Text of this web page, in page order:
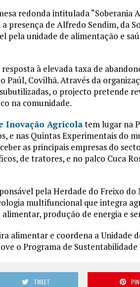
redonda intitulada “Soberania
presença de Alfredo Sendim, da
pela unidade de alimentação e
à elevada taxa de
Paúl, Covilhã. Através da
o projecto pretende
na comunidade.
Inovação Agrícolatem lugar na
e nas Quintas Experimentais do
as principais empresas do
de tratores, e no palco Cuca
pela Herdade do Freixo
multifuncional que integra
produção de energia e
alimentar e coordena a Unidade
o Programa de
TWEET PIN